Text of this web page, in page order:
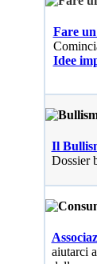
Fare
Idee
Il
Dossier
aiutarci